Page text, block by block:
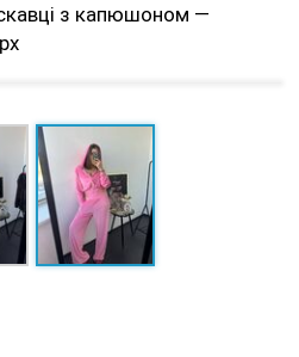
з капюшоном —